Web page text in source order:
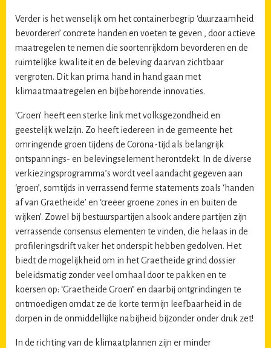
Verder is het wenselijk om het containerbegrip ‘duurzaamheid
bevorderen’ concrete handen en voeten te geven , door actieve
maatregelen te nemen die soortenrijkdom bevorderen en de
ruimtelijke kwaliteit en de beleving daarvan zichtbaar
vergroten. Dit kan prima hand in hand gaan met
klimaatmaatregelen en bijbehorende innovaties.
‘Groen’ heeft een sterke link met volksgezondheid en
geestelijk welzijn. Zo heeft iedereen in de gemeente het
omringende groen tijdens de Corona-tijd als belangrijk
ontspannings- en belevingselement herontdekt. In de diverse
verkiezingsprogramma’s wordt veel aandacht gegeven aan
‘groen’, somtijds in verrassend ferme statements zoals ‘handen
af van Graetheide’ en ‘creëer groene zones in en buiten de
wijken’. Zowel bij bestuurspartijen alsook andere partijen zijn
verrassende consensus elementen te vinden, die helaas in de
profileringsdrift vaker het onderspit hebben gedolven. Het
biedt de mogelijkheid om in het Graetheide grind dossier
beleidsmatig zonder veel omhaal door te pakken en te
koersen op: ‘Graetheide Groen” en daarbij ontgrindingen te
ontmoedigen omdat ze de korte termijn leefbaarheid in de
dorpen in de onmiddellijke nabijheid bijzonder onder druk zet!
In de richting van de klimaatplannen zijn er minder